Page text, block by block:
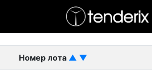
- Завершенный лот
Номер лота ▲ ▼